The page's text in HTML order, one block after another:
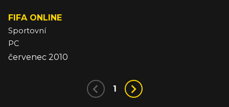
FIFA ONLINE
Sportovní
PC
červenec 2010
1